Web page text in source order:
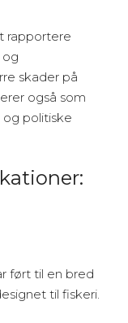
rapportere
og
skader på
også som
politiske
ført til en bred
til fiskeri.